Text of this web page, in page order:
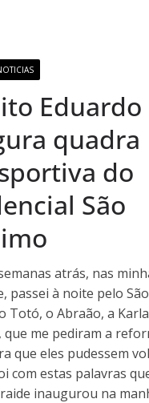
quadra
do
São
atrás, nas
passei à noite pelo
Totó, o Abraão, a
que me pediram a
que eles pudessem
com estas palavras
inaugurou na